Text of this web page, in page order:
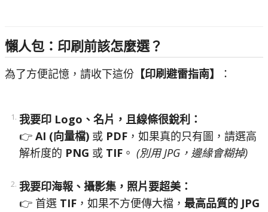
懶人包：印刷前該怎麼選？
為了方便記憶，請收下這份 【印刷避雷指南】 ：
我要印 Logo、名片，且線條很銳利：
👉 AI (向量檔) 或 PDF ，如果真的只有圖，請選高
解析度的 PNG 或 TIF 。 (別用 JPG，邊緣會糊掉)
我要印海報、攝影集，照片要超美：
👉 首選 TIF ，如果不方便傳大檔， 最高品質的 JPG